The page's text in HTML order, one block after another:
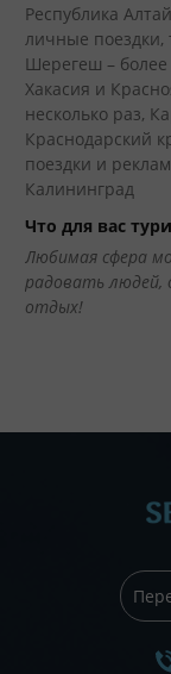
Республика
личные поездки,
Шерегеш – более
Хакасия и
несколько раз,
Краснодарский
поездки и
Калининград
Что для вас
Любимая сфера
радовать людей,
отдых!